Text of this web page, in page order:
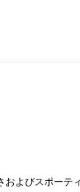
よびスポーテ